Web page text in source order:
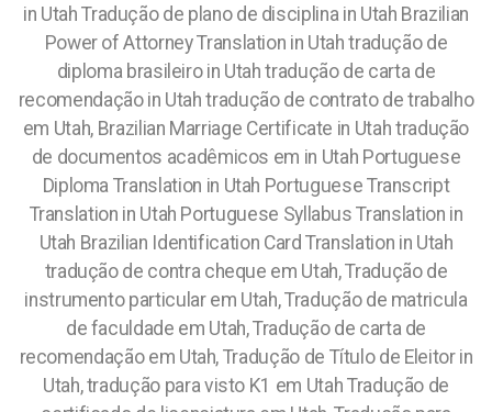
in Utah Tradução de plano de disciplina in Utah Brazilian
Power of Attorney Translation in Utah tradução de
diploma brasileiro in Utah tradução de carta de
recomendação in Utah tradução de contrato de trabalho
em Utah, Brazilian Marriage Certificate in Utah tradução
de documentos acadêmicos em in Utah Portuguese
Diploma Translation in Utah Portuguese Transcript
Translation in Utah Portuguese Syllabus Translation in
Utah Brazilian Identification Card Translation in Utah
tradução de contra cheque em Utah, Tradução de
instrumento particular em Utah, Tradução de matricula
de faculdade em Utah, Tradução de carta de
recomendação em Utah, Tradução de Título de Eleitor in
Utah, tradução para visto K1 em Utah Tradução de